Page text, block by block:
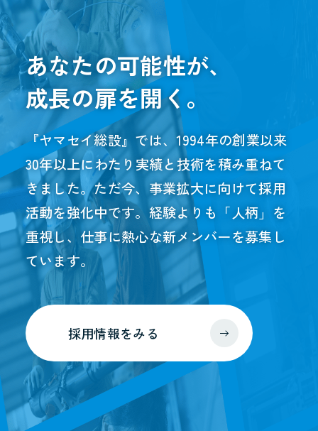
あなたの可能性が、
成長の扉を開く。
『ヤマセイ総設』では、1994年の創業以来
30年以上にわたり実績と技術を積み重ねて
きました。ただ今、事業拡大に向けて採用
活動を強化中です。経験よりも「人柄」を
重視し、仕事に熱心な新メンバーを募集し
ています。
採用情報をみる